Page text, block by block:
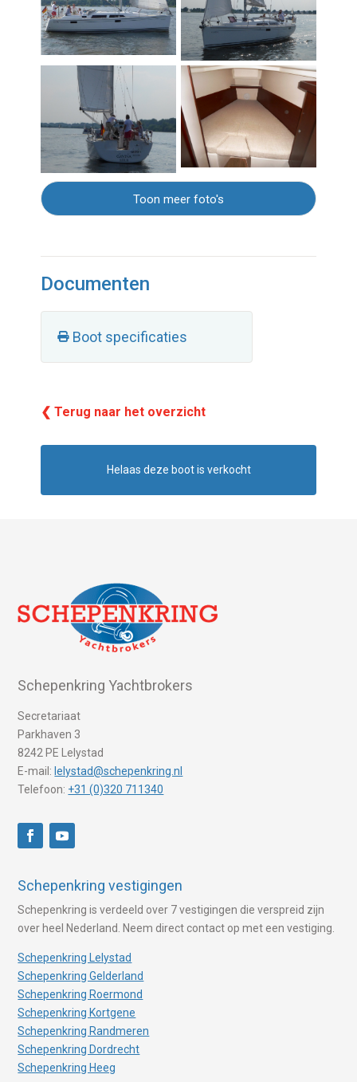
Toon meer foto's
Documenten
Boot specificaties
❮ Terug naar het overzicht
Helaas deze boot is verkocht
Schepenkring Yachtbrokers
Secretariaat
Parkhaven 3
8242 PE Lelystad
E-mail: lelystad@schepenkring.nl
Telefoon: +31 (0)320 711340
Schepenkring vestigingen
Schepenkring is verdeeld over 7 vestigingen die verspreid zijn
over heel Nederland. Neem direct contact op met een vestiging.
Schepenkring Lelystad
Schepenkring Gelderland
Schepenkring Roermond
Schepenkring Kortgene
Schepenkring Randmeren
Schepenkring Dordrecht
Schepenkring Heeg